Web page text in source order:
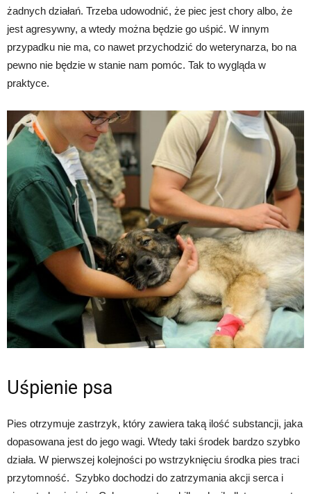
żadnych działań. Trzeba udowodnić, że piec jest chory albo, że
jest agresywny, a wtedy można będzie go uśpić. W innym
przypadku nie ma, co nawet przychodzić do weterynarza, bo na
pewno nie będzie w stanie nam pomóc. Tak to wygląda w
praktyce.
Uśpienie psa
Pies otrzymuje zastrzyk, który zawiera taką ilość substancji, jaka
dopasowana jest do jego wagi. Wtedy taki środek bardzo szybko
działa. W pierwszej kolejności po wstrzyknięciu środka pies traci
przytomność. Szybko dochodzi do zatrzymania akcji serca i